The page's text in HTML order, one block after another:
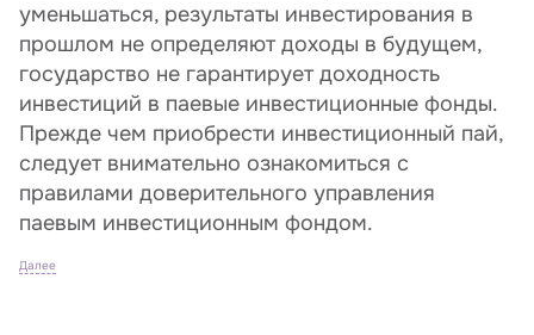
уменьшаться, результаты инвестирования в
прошлом не определяют доходы в будущем,
государство не гарантирует доходность
инвестиций в паевые инвестиционные фонды.
Прежде чем приобрести инвестиционный пай,
следует внимательно ознакомиться с
правилами доверительного управления
паевым инвестиционным фондом.
Далее